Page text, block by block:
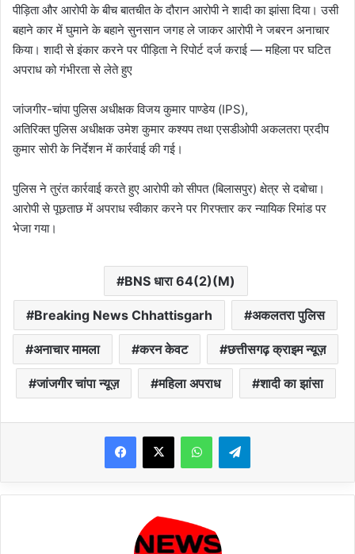
पीड़िता और आरोपी के बीच बातचीत के दौरान आरोपी ने शादी का झांसा दिया। उसी
बहाने कार में घुमाने के बहाने सुनसान जगह ले जाकर आरोपी ने जबरन अनाचार
किया। शादी से इंकार करने पर पीड़िता ने रिपोर्ट दर्ज कराई — महिला पर घटित
अपराध को गंभीरता से लेते हुए
जांजगीर-चांपा पुलिस अधीक्षक विजय कुमार पाण्डेय (IPS),
अतिरिक्त पुलिस अधीक्षक उमेश कुमार कश्यप तथा एसडीओपी अकलतरा प्रदीप
कुमार सोरी के निर्देशन में कार्रवाई की गई।
पुलिस ने तुरंत कार्रवाई करते हुए आरोपी को सीपत (बिलासपुर) क्षेत्र से दबोचा।
आरोपी से पूछताछ में अपराध स्वीकार करने पर गिरफ्तार कर न्यायिक रिमांड पर
भेजा गया।
BNS धारा 64(2)(M)
Breaking News Chhattisgarh अकलतरा पुलिस
अनाचार मामला करन केवट छत्तीसगढ़ क्राइम न्यूज़
जांजगीर चांपा न्यूज़ महिला अपराध शादी का झांसा
WhatsAppTelegram